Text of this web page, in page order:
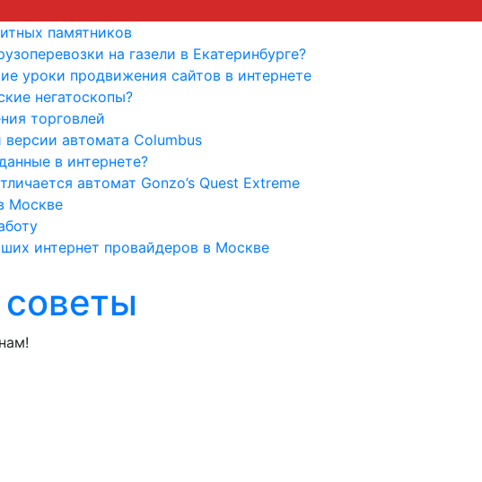
памятников
на газели в Екатеринбурге?
уроки продвижения сайтов в интернете
негатоскопы?
торговлей
автомата Columbus
в интернете?
автомат Gonzo’s Quest Extreme
Москве
интернет провайдеров в Москве